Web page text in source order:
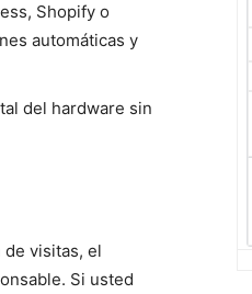
Shopify o
automáticas y
del hardware sin
visitas, el
Si usted